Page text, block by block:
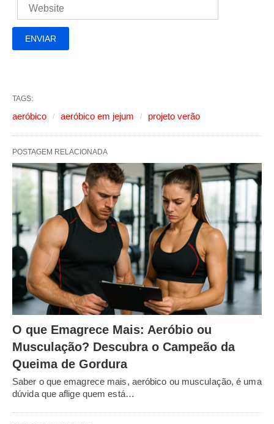
TAGS:
aeróbico aeróbico em jejum projeto verão
POSTAGEM RELACIONADA
O que Emagrece Mais: Aeróbio ou
Musculação? Descubra o Campeão da
Queima de Gordura
Saber o que emagrece mais, aeróbico ou musculação, é uma
dúvida que aflige quem está…